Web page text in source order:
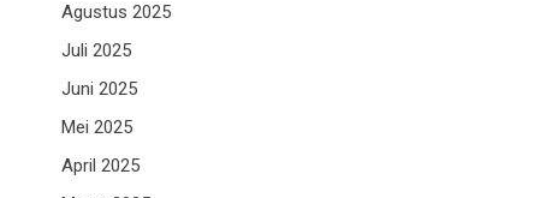
Agustus 2025
Juli 2025
Juni 2025
Mei 2025
April 2025